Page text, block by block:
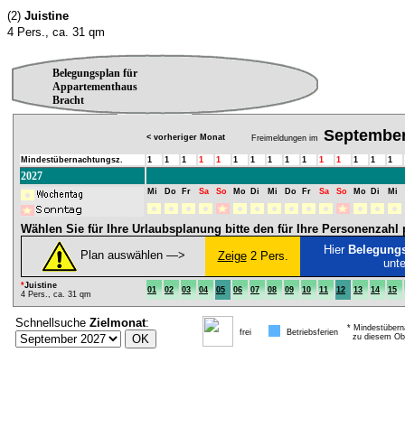
(2) Juistine
4 Pers., ca. 31 qm
Belegungsplan für
Appartementhaus
Bracht
< vorheriger Monat Freimeldungen im
Mindestübernachtungsz. 1 1 1 1 1 1 1 1 1 1 1 1 1 1 1
2027
Mi Do Fr Sa So Mo Di Mi Do Fr Sa So Mo Di Mi
Wählen Sie für Ihre Urlaubsplanung bitte den für Ihre Personenzahl
Plan auswählen ―>
Zeige2 Pers. Hier
*Juistine
4 Pers., ca. 31 qm
01 02 03 04 05 06 07 08 09 10 11 12 13 14 15
Schnellsuche Zielmonat:
frei Betriebsferien
*
zu diesem